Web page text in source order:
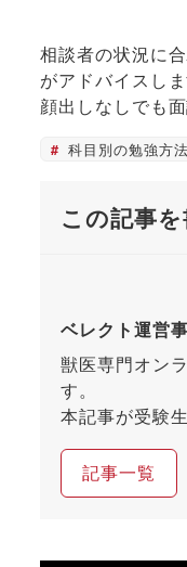
相談者の状況に
がアドバイスし
顔出しなしでも
科目別の勉強方法
この記事
ベレクト運営
獣医専門オン
す。
本記事が受験
記事一覧